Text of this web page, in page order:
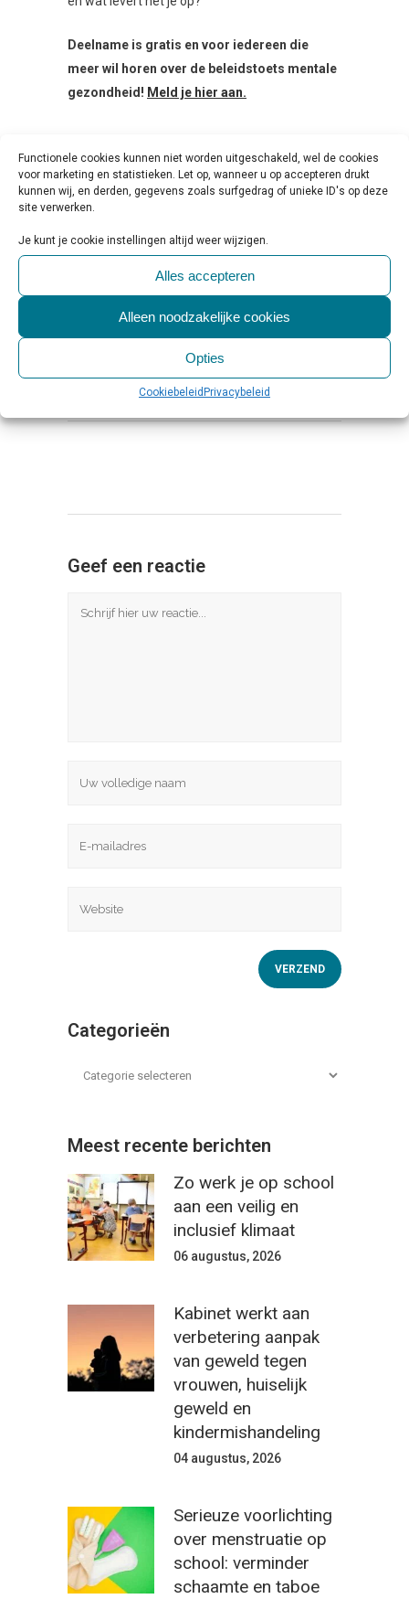
Functionele cookies kunnen niet worden uitgeschakeld, wel de cookies
voor marketing en statistieken. Let op, wanneer u op accepteren drukt
kunnen wij, en derden, gegevens zoals surfgedrag of unieke ID's op deze
site verwerken.
Je kunt je cookie instellingen altijd weer wijzigen.
Alles accepteren
Alleen noodzakelijke cookies
Opties
Cookiebeleid Privacybeleid
Deelname is gratis en voor iedereen die
meer wil horen over de beleidstoets mentale
gezondheid! Meld je hier aan.
Tags: beleid, gemeenten,GGD,
hulpmiddel,omgeving ,onderwijs,
praktisch
samenleving samenwerking
werk wonen
Share Print page 0Likes
Geef een reactie
Categorieën
Meest recente berichten
Zo werk je op school
aan een veilig en
inclusief klimaat
06 augustus, 2026
Kabinet werkt aan
verbetering aanpak
van geweld tegen
vrouwen, huiselijk
geweld en
kindermishandeling
04 augustus, 2026
Serieuze voorlichting
over menstruatie op
school: verminder
schaamte en taboe